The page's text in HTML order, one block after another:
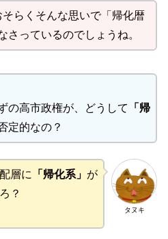
そらくそんな思いで「帰化暦
さっているのでしょうね。
の高市政権が、どうして 「帰
定的なの？
タヌキ
層に 「帰化系」 が
？